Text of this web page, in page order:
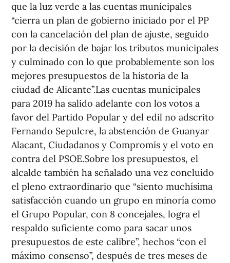
que la luz verde a las cuentas municipales
“cierra un plan de gobierno iniciado por el PP
con la cancelación del plan de ajuste, seguido
por la decisión de bajar los tributos municipales
y culminado con lo que probablemente son los
mejores presupuestos de la historia de la
ciudad de Alicante”.Las cuentas municipales
para 2019 ha salido adelante con los votos a
favor del Partido Popular y del edil no adscrito
Fernando Sepulcre, la abstención de Guanyar
Alacant, Ciudadanos y Compromís y el voto en
contra del PSOE.Sobre los presupuestos, el
alcalde también ha señalado una vez concluido
el pleno extraordinario que “siento muchísima
satisfacción cuando un grupo en minoría como
el Grupo Popular, con 8 concejales, logra el
respaldo suficiente como para sacar unos
presupuestos de este calibre”, hechos “con el
máximo consenso”, después de tres meses de